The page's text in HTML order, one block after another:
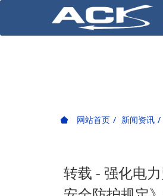
网站首页 新闻资讯
转载 - 强化电